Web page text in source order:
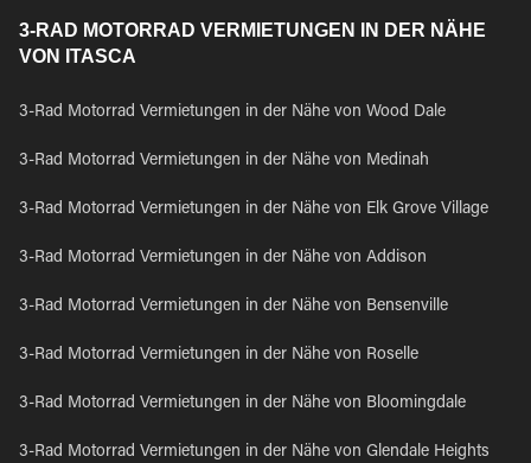
3-RAD MOTORRAD VERMIETUNGEN IN DER NÄHE
VON ITASCA
3-Rad Motorrad Vermietungen in der Nähe von Wood Dale
3-Rad Motorrad Vermietungen in der Nähe von Medinah
3-Rad Motorrad Vermietungen in der Nähe von Elk Grove Village
3-Rad Motorrad Vermietungen in der Nähe von Addison
3-Rad Motorrad Vermietungen in der Nähe von Bensenville
3-Rad Motorrad Vermietungen in der Nähe von Roselle
3-Rad Motorrad Vermietungen in der Nähe von Bloomingdale
3-Rad Motorrad Vermietungen in der Nähe von Glendale Heights